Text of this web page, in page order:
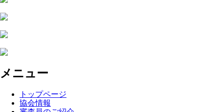
メニュー
トップページ
協会情報